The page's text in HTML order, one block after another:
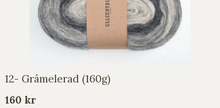
12- Gråmelerad (160g)
160 kr